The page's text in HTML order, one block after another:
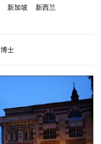
新加坡
新西兰
博士